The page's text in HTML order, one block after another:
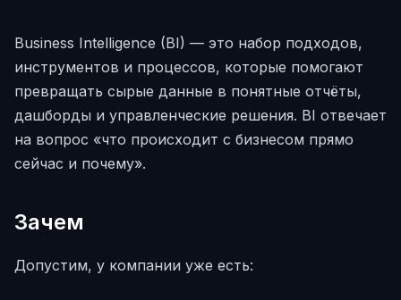
Business Intelligence (BI) — это набор подходов,
инструментов и процессов, которые помогают
превращать сырые данные в понятные отчёты,
дашборды и управленческие решения. BI отвечает
на вопрос «что происходит с бизнесом прямо
сейчас и почему».
Зачем
Допустим, у компании уже есть: